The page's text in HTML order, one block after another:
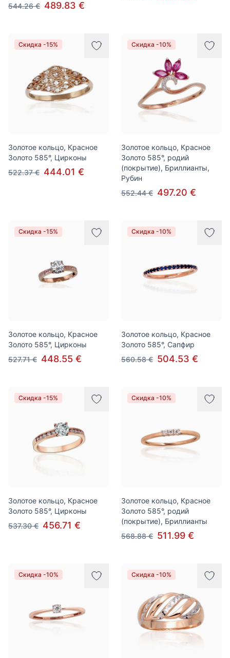
544.26 € 489.83 €
Скидка -15%
Золотое кольцо, Красное
Золото 585°, Цирконы
522.37 € 444.01 €
Скидка -10%
Золотое кольцо, Красное
Золото 585°, родий
(покрытие), Бриллианты,
Рубин
552.44 € 497.20 €
Скидка -15%
Золотое кольцо, Красное
Золото 585°, Цирконы
527.71 € 448.55 €
Скидка -10%
Золотое кольцо, Красное
Золото 585°, Сапфир
560.58 € 504.53 €
Скидка -15%
Золотое кольцо, Красное
Золото 585°, Цирконы
537.30 € 456.71 €
Скидка -10%
Золотое кольцо, Красное
Золото 585°, родий
(покрытие), Бриллианты
568.88 € 511.99 €
Скидка -10% Скидка -10%